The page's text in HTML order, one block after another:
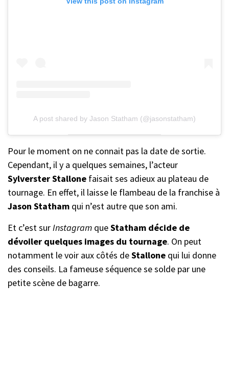
A post shared by Jason Statham (@jasonstatham)
Pour le moment on ne connait pas la date de sortie.
Cependant, il y a quelques semaines, l’acteur
Sylverster Stallone faisait ses adieux au plateau de
tournage. En effet, il laisse le flambeau de la franchise à
Jason Statham qui n’est autre que son ami.
Et c’est surInstagram queStatham décide de
dévoiler quelques images du tournage. On peut
notamment le voir aux côtés deStallone qui lui donne
des conseils. La fameuse séquence se solde par une
petite scène de bagarre.